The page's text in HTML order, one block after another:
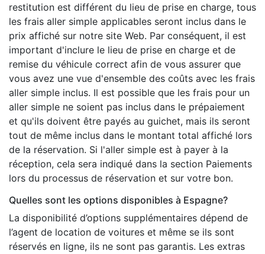
restitution est différent du lieu de prise en charge, tous
les frais aller simple applicables seront inclus dans le
prix affiché sur notre site Web. Par conséquent, il est
important d'inclure le lieu de prise en charge et de
remise du véhicule correct afin de vous assurer que
vous avez une vue d'ensemble des coûts avec les frais
aller simple inclus. Il est possible que les frais pour un
aller simple ne soient pas inclus dans le prépaiement
et qu'ils doivent être payés au guichet, mais ils seront
tout de même inclus dans le montant total affiché lors
de la réservation. Si l'aller simple est à payer à la
réception, cela sera indiqué dans la section Paiements
lors du processus de réservation et sur votre bon.
Quelles sont les options disponibles à Espagne?
La disponibilité d’options supplémentaires dépend de
l’agent de location de voitures et même se ils sont
réservés en ligne, ils ne sont pas garantis. Les extras